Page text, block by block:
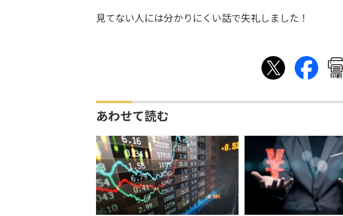
見てない人には分かりにくい話で失礼しました！
印刷
あわせて読む